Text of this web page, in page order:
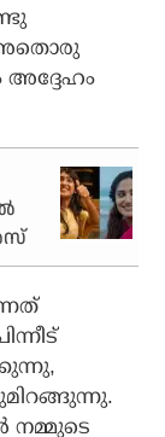
അതൊരു
അദ്ദേഹം
നമ്മുടെ